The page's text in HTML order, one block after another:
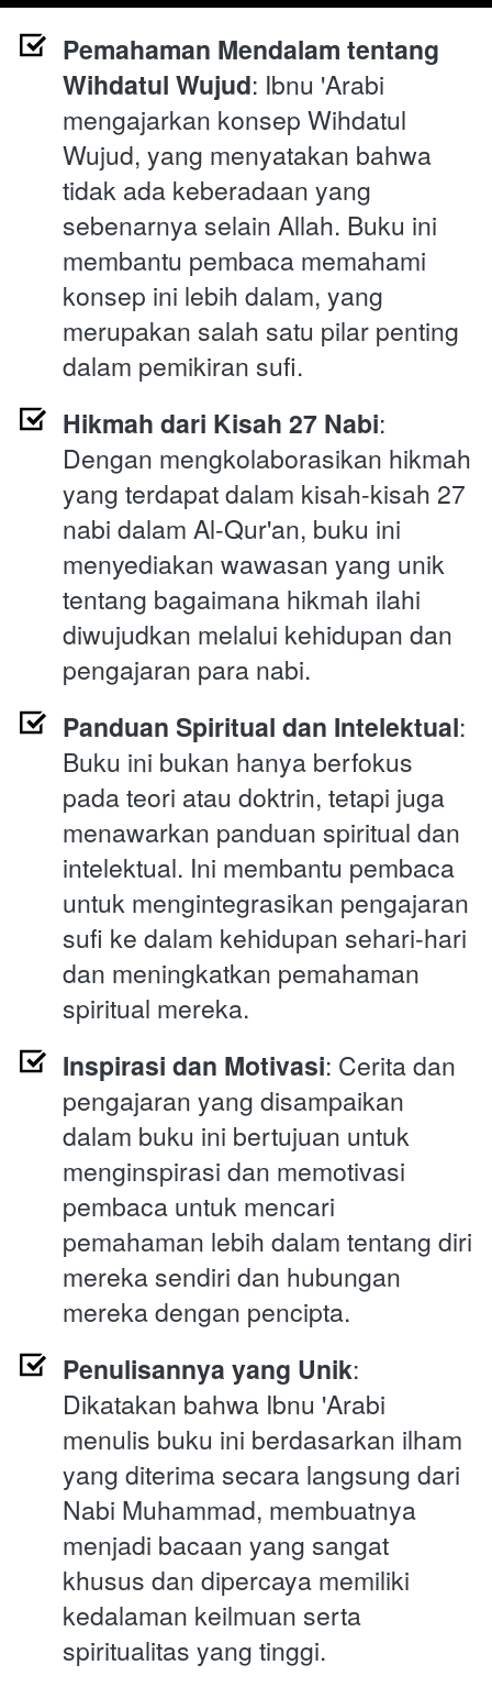
Pemahaman Mendalam tentang
Wihdatul Wujud: Ibnu 'Arabi
mengajarkan konsep Wihdatul
Wujud, yang menyatakan bahwa
tidak ada keberadaan yang
sebenarnya selain Allah. Buku ini
membantu pembaca memahami
konsep ini lebih dalam, yang
merupakan salah satu pilar penting
dalam pemikiran sufi.
Hikmah dari Kisah 27 Nabi:
Dengan mengkolaborasikan hikmah
yang terdapat dalam kisah-kisah 27
nabi dalam Al-Qur'an, buku ini
menyediakan wawasan yang unik
tentang bagaimana hikmah ilahi
diwujudkan melalui kehidupan dan
pengajaran para nabi.
Panduan Spiritual dan Intelektual:
Buku ini bukan hanya berfokus
pada teori atau doktrin, tetapi juga
menawarkan panduan spiritual dan
intelektual. Ini membantu pembaca
untuk mengintegrasikan pengajaran
sufi ke dalam kehidupan sehari-hari
dan meningkatkan pemahaman
spiritual mereka.
Inspirasi dan Motivasi: Cerita dan
pengajaran yang disampaikan
dalam buku ini bertujuan untuk
menginspirasi dan memotivasi
pembaca untuk mencari
pemahaman lebih dalam tentang diri
mereka sendiri dan hubungan
mereka dengan pencipta.
Penulisannya yang Unik:
Dikatakan bahwa Ibnu 'Arabi
menulis buku ini berdasarkan ilham
yang diterima secara langsung dari
Nabi Muhammad, membuatnya
menjadi bacaan yang sangat
khusus dan dipercaya memiliki
kedalaman keilmuan serta
spiritualitas yang tinggi.